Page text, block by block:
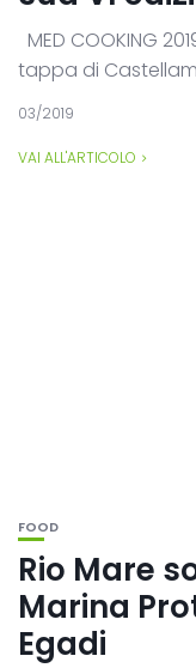
MED COOKING
tappa di
03/2019
VAI ALL'ARTICOLO
FOOD
Rio Mare
Marina
Egadi